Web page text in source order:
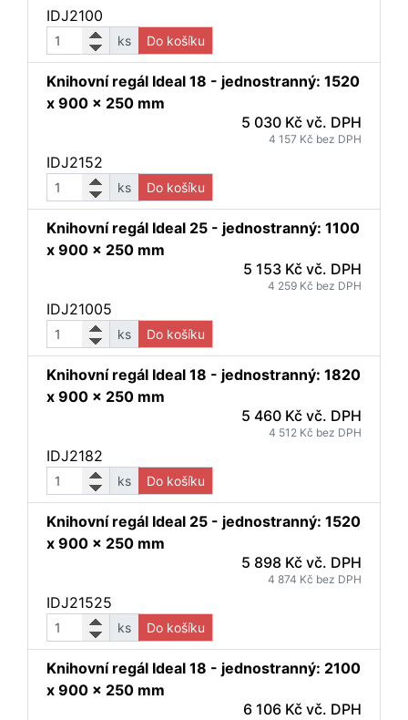
IDJ2100
ks Do košíku
Knihovní regál Ideal 18 - jednostranný: 1520
x 900 x 250 mm
5 030 Kč vč. DPH
4 157 Kč bez DPH
IDJ2152
ks Do košíku
Knihovní regál Ideal 25 - jednostranný: 1100
x 900 x 250 mm
5 153 Kč vč. DPH
4 259 Kč bez DPH
IDJ21005
ks Do košíku
Knihovní regál Ideal 18 - jednostranný: 1820
x 900 x 250 mm
5 460 Kč vč. DPH
4 512 Kč bez DPH
IDJ2182
ks Do košíku
Knihovní regál Ideal 25 - jednostranný: 1520
x 900 x 250 mm
5 898 Kč vč. DPH
4 874 Kč bez DPH
IDJ21525
ks Do košíku
Knihovní regál Ideal 18 - jednostranný: 2100
x 900 x 250 mm
6 106 Kč vč. DPH